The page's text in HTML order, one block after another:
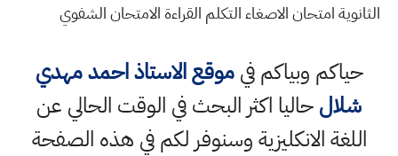
الثانوية امتحان الاصغاء التكلم القراءة الامتحان الشفوي
حياكم وبياكم فيموقع الاستاذ احمد مهدي
شلالحاليا اكثر البحث في الوقت الحالي عن
اللغة الانكليزية وسنوفر لكم في هذه الصفحة